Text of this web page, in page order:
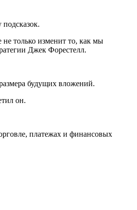
не только изменит то, как мы
Джек Форестелл.
будущих вложений.
он.
платежах и финансовых